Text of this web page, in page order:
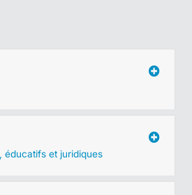
éducatifs et juridiques